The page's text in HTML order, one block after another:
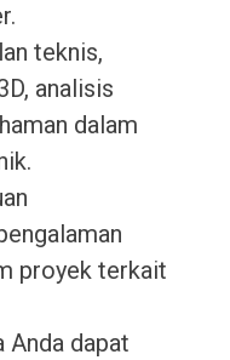
teknis,
analisis
dalam
proyek terkait
Anda dapat